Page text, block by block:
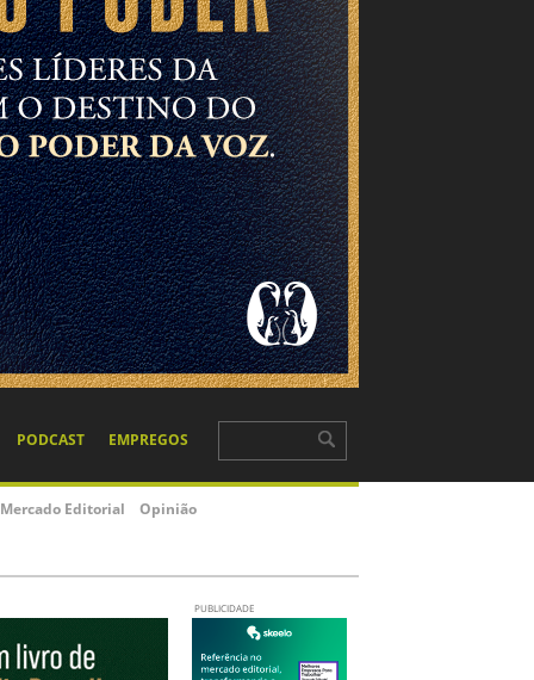
PODCAST EMPREGOS
Mercado Editorial Opinião
PUBLICIDADE